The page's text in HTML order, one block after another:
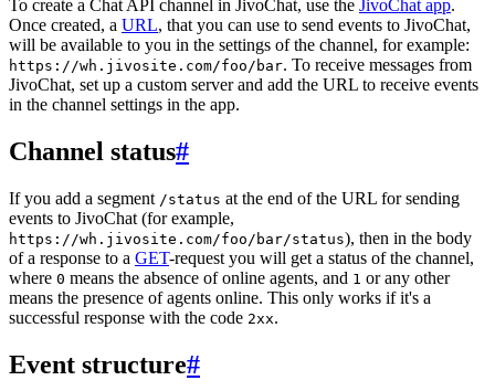
To create a Chat API channel in JivoChat, use the JivoChat app.
Once created, a URL, that you can use to send events to JivoChat,
will be available to you in the settings of the channel, for example:
https://wh.jivosite.com/foo/bar. To receive messages from
JivoChat, set up a custom server and add the URL to receive events
in the channel settings in the app.
Channel status#
If you add a segment /status at the end of the URL for sending
events to JivoChat (for example,
https://wh.jivosite.com/foo/bar/status), then in the body
of a response to a GET-request you will get a status of the channel,
where 0 means the absence of online agents, and 1 or any other
means the presence of agents online. This only works if it's a
successful response with the code 2xx.
Event structure#